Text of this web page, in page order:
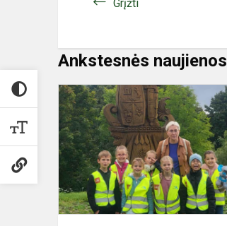
Grįžti
Ankstesnės naujienos